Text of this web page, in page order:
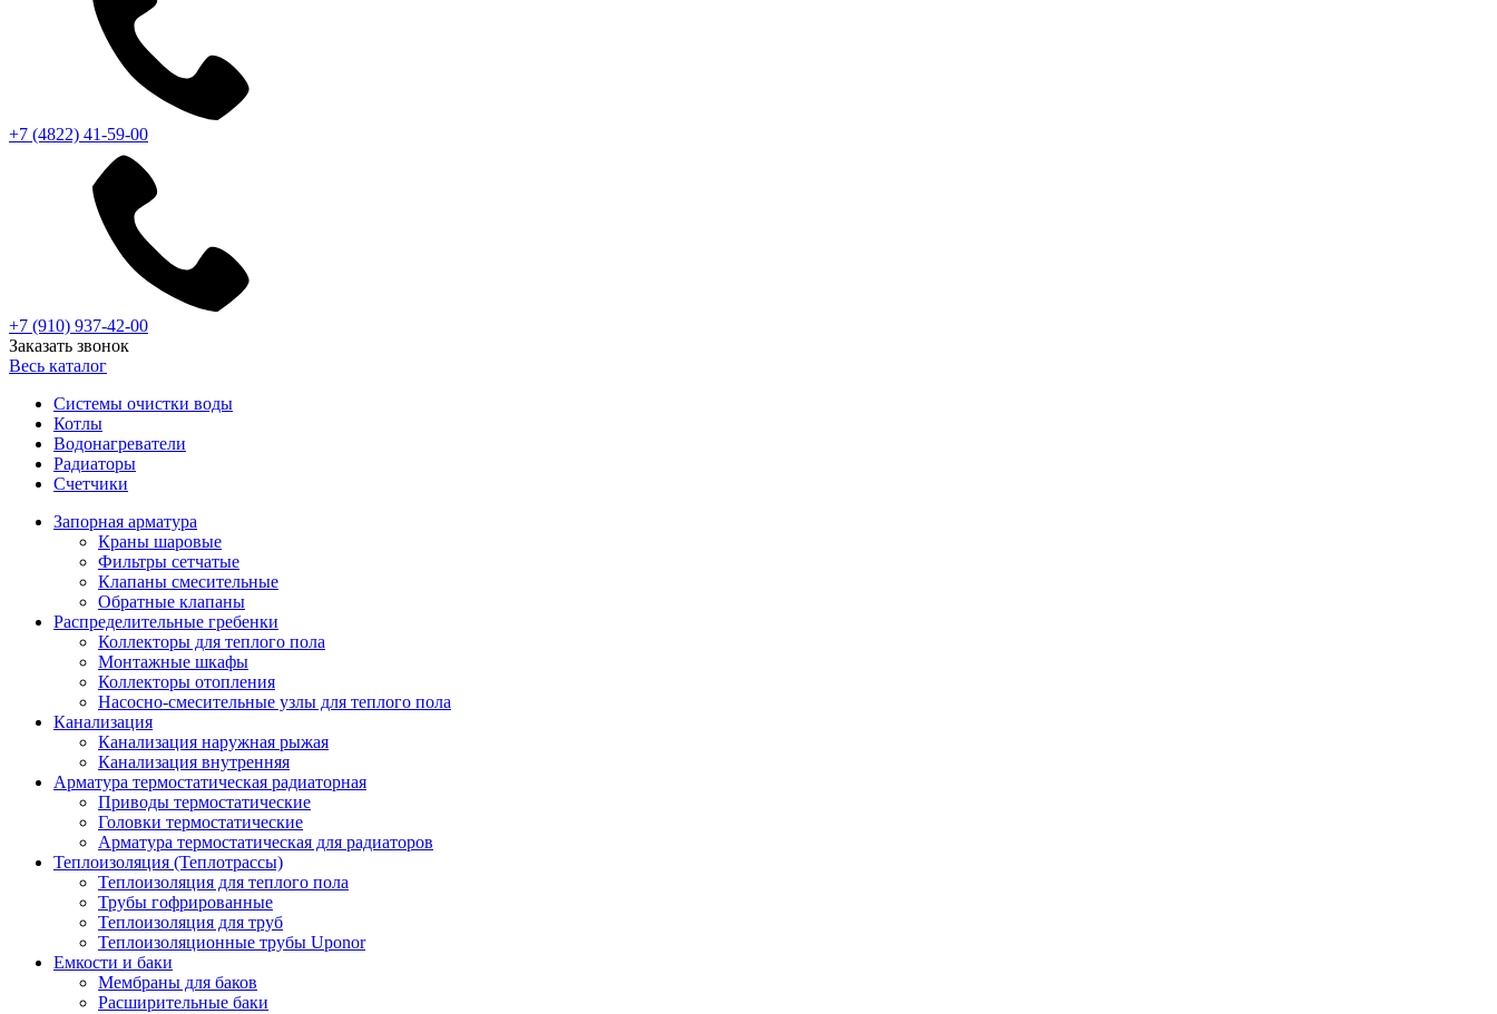
+7 (4822) 41-59-00
+7 (910) 937-42-00
Заказать звонок
Весь каталог
Системы очистки воды
Котлы
Водонагреватели
Радиаторы
Cчетчики
Запорная арматура
Краны шаровые
Фильтры сетчатые
Клапаны смесительные
Обратные клапаны
Распределительные гребенки
Коллекторы для теплого пола
Монтажные шкафы
Коллекторы отопления
Насосно-смесительные узлы для теплого пола
Канализация
Канализация наружная рыжая
Канализация внутренняя
Арматура термостатическая радиаторная
Приводы термостатические
Головки термостатические
Арматура термостатическая для радиаторов
Теплоизоляция (Теплотрассы)
Теплоизоляция для теплого пола
Трубы гофрированные
Теплоизоляция для труб
Теплоизоляционные трубы Uponor
Емкости и баки
Мембраны для баков
Расширительные баки